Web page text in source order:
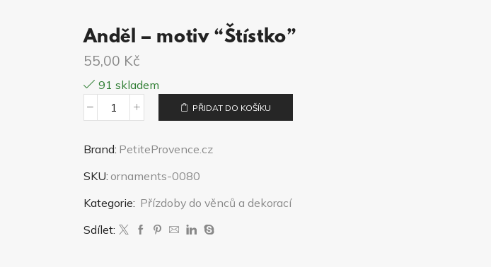
Anděl – motiv “Štístko”
55,00 Kč
91 skladem
Anděl
motiv
"Štístko"
množství
PŘIDAT DO KOŠÍKU
Brand: PetiteProvence.cz
SKU: ornaments-0080
Kategorie: Přízdoby do věnců a dekorací
Sdílet: